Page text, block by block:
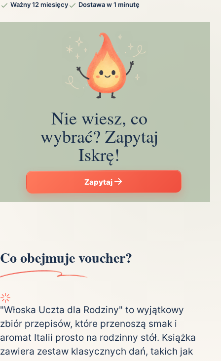
Ważny 12 miesięcy Dostawa w 1 minutę
Nie wiesz, co
wybrać? Zapytaj
Iskrę!
Zapytaj
Co obejmuje voucher?
"Włoska Uczta dla Rodziny" to wyjątkowy
zbiór przepisów, które przenoszą smak i
aromat Italii prosto na rodzinny stół. Książka
zawiera zestaw klasycznych dań, takich jak